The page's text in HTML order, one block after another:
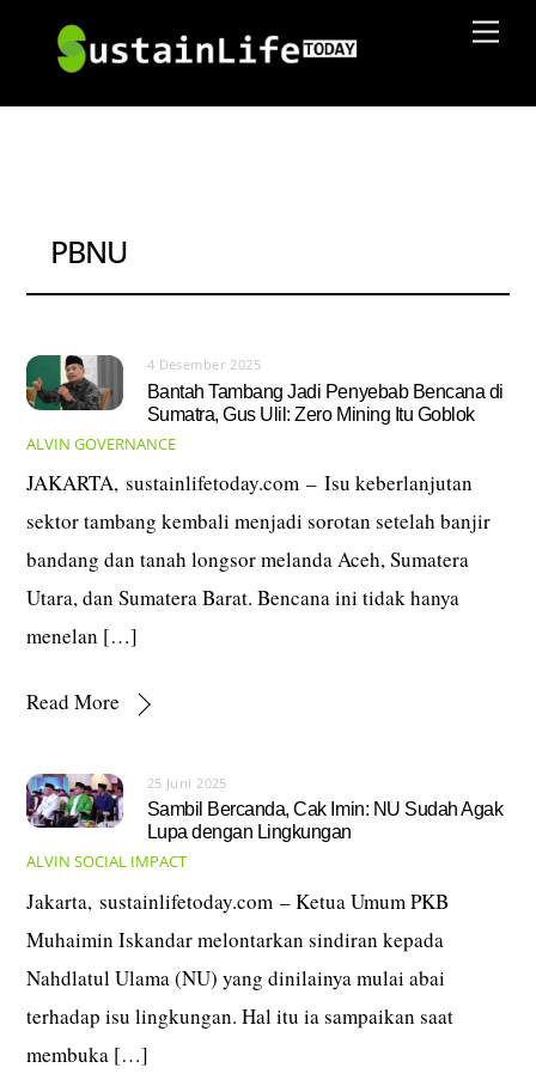
content
PBNU
4 Desember 2025
Bantah Tambang Jadi Penyebab Bencana di
Sumatra, Gus Ulil: Zero Mining Itu Goblok
ALVIN GOVERNANCE
JAKARTA, sustainlifetoday.com – Isu keberlanjutan
sektor tambang kembali menjadi sorotan setelah banjir
bandang dan tanah longsor melanda Aceh, Sumatera
Utara, dan Sumatera Barat. Bencana ini tidak hanya
menelan […]
Read More
25 Juni 2025
Sambil Bercanda, Cak Imin: NU Sudah Agak
Lupa dengan Lingkungan
ALVIN SOCIAL IMPACT
Jakarta, sustainlifetoday.com – Ketua Umum PKB
Muhaimin Iskandar melontarkan sindiran kepada
Nahdlatul Ulama (NU) yang dinilainya mulai abai
terhadap isu lingkungan. Hal itu ia sampaikan saat
membuka […]